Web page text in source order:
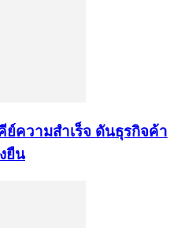
ความสำเร็จ ดันธุรกิจค้า
ยืน